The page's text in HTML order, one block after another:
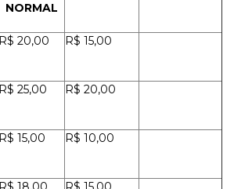
NORMAL
R$ 20,00 R$ 15,00
R$ 25,00 R$ 20,00
R$ 15,00 R$ 10,00